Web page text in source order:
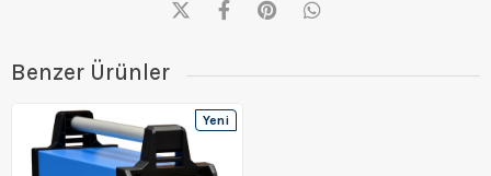
Benzer Ürünler
Yeni